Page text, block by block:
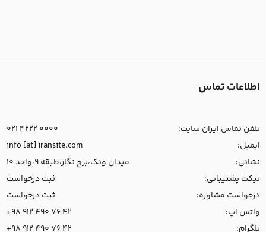
اطلاعات تماس
تلفن تماس ایران سایت:
021 4222 0000
ایمیل:
info [at] iransite.com
نشانی:
میدان ونک،برج نگار،طبقه 9،واحد 10
تیکت پشتیبانی:
ثبت درخواست
درخواست مشاوره:
ثبت درخواست
واتس اپ:
+98 912 490 76 42
تلگرام:
+98 912 490 76 42